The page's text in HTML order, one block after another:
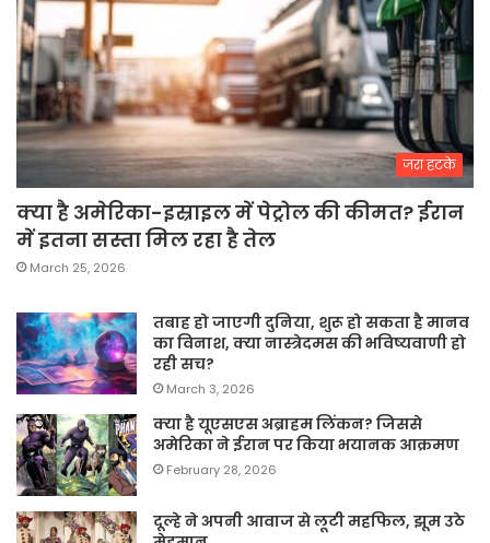
जरा हटके
क्या है अमेरिका-इस्राइल में पेट्रोल की कीमत? ईरान
में इतना सस्ता मिल रहा है तेल
March 25, 2026
तबाह हो जाएगी दुनिया, शुरू हो सकता है मानव
का विनाश, क्या नास्त्रेदमस की भविष्यवाणी हो
रही सच?
March 3, 2026
क्या है यूएसएस अब्राहम लिंकन? जिससे
अमेरिका ने ईरान पर किया भयानक आक्रमण
February 28, 2026
दूल्हे ने अपनी आवाज से लूटी महफिल, झूम उठे